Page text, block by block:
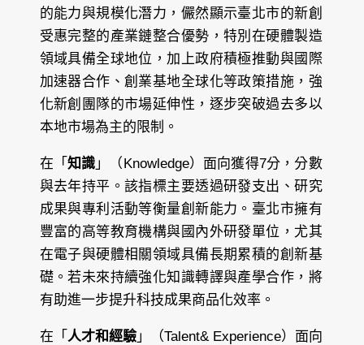
的能力與規模化潛力，儼然顯示臺北市的新創
受惠完整的產業鏈整合優勢，特別在硬體製造
領域具備全球地位，加上政府積極推動與國際
加速器合作、創業基地全球化等政策措施，強
化新創團隊的市場延伸性，逐步突破過去多以
本地市場為主的限制。
在「 知識 」（Knowledge）面向獲得7分，分數
與去年持平。該指標主要透過研發支出、研究
成果與專利活動等衡量創新能力。臺北市擁有
豐富的高等教育機構與國內外研發單位，尤其
在電子與硬體相關領域具備長期累積的創新基
礎。若未來持續強化知識轉譯與產學合作，將
有助進一步提升科技成果商品化效率。
在「 人才和經驗」（Talent& Experience）面向